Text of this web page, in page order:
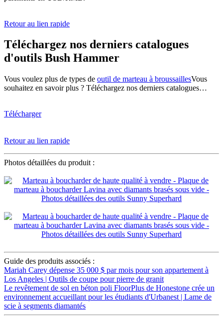
Retour au lien rapide
Téléchargez nos derniers catalogues
d'outils Bush Hammer
Vous voulez plus de types de outil de marteau à broussaillesVous
souhaitez en savoir plus ? Téléchargez nos derniers catalogues…
Télécharger
Retour au lien rapide
Photos détaillées du produit :
Guide des produits associés :
Mariah Carey dépense 35 000 $ par mois pour son appartement à
Los Angeles | Outils de coupe pour pierre de granit
Le revêtement de sol en béton poli FloorPlus de Honestone crée un
environnement accueillant pour les étudiants d'Urbanest | Lame de
scie à segments diamantés